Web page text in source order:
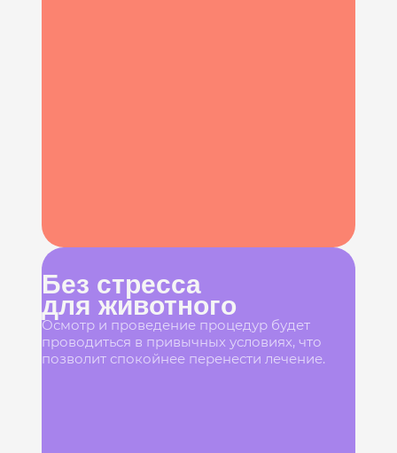
Без стресса
для животного
Осмотр и проведение процедур будет
проводиться в привычных условиях, что
позволит спокойнее перенести лечение.